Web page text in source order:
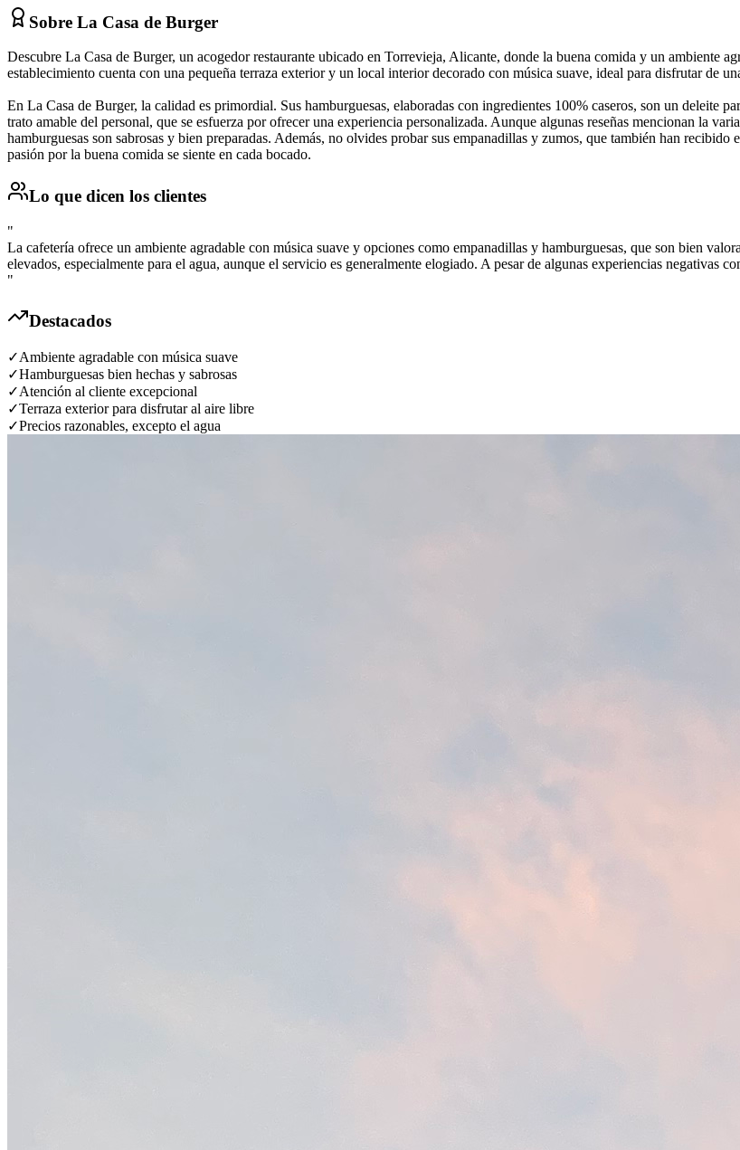
Sobre La Casa de Burger
Descubre La Casa de Burger, un acogedor restaurante ubicado en Torrevieja, Alicante, donde la buena comida y un ambiente
establecimiento cuenta con una pequeña terraza exterior y un local interior decorado con música suave, ideal para disfrutar de
En La Casa de Burger, la calidad es primordial. Sus hamburguesas, elaboradas con ingredientes 100% caseros, son un deleite
trato amable del personal, que se esfuerza por ofrecer una experiencia personalizada. Aunque algunas reseñas mencionan la
hamburguesas son sabrosas y bien preparadas. Además, no olvides probar sus empanadillas y zumos, que también han
pasión por la buena comida se siente en cada bocado.
Lo que dicen los clientes
"
La cafetería ofrece un ambiente agradable con música suave y opciones como empanadillas y hamburguesas, que son bien
elevados, especialmente para el agua, aunque el servicio es generalmente elogiado. A pesar de algunas experiencias negativas
"
Destacados
✓Ambiente agradable con música suave
✓Hamburguesas bien hechas y sabrosas
✓Atención al cliente excepcional
✓Terraza exterior para disfrutar al aire libre
✓Precios razonables, excepto el agua